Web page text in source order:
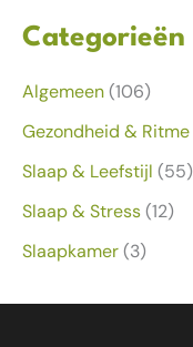
Categorieën
Algemeen(106)
Gezondheid & Ritme
Slaap & Leefstijl (55)
Slaap & Stress(12)
Slaapkamer(3)